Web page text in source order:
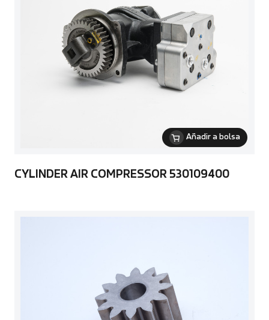
Añadir a bolsa
CYLINDER AIR COMPRESSOR 530109400